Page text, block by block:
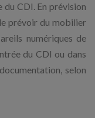
du CDI. En prévision
prévoir du mobilier
numériques de
du CDI ou dans
selon